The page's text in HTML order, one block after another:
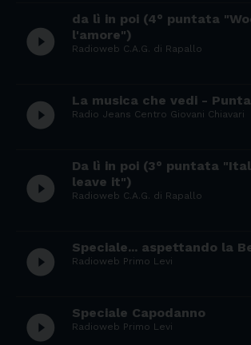
play_circle_filled
da lì in poi (4° puntata
l'amore")
Radioweb C.A.G. di Rapallo
play_circle_filled La musica che vedi -
Radio Jeans Centro Giovani Chiavari
play_circle_filled
Da lì in poi (3° puntata
leave it")
Radioweb C.A.G. di Rapallo
play_circle_filled Speciale... aspettando la
Radioweb Primo Levi
play_circle_filled Speciale Capodanno
Radioweb Primo Levi